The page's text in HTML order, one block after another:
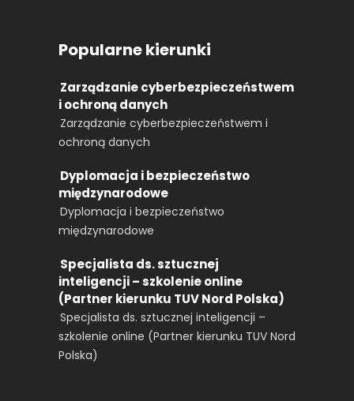
Popularne kierunki
Zarządzanie cyberbezpieczeństwem
i ochroną danych
Zarządzanie cyberbezpieczeństwem i
ochroną danych
Dyplomacja i bezpieczeństwo
międzynarodowe
Dyplomacja i bezpieczeństwo
międzynarodowe
Specjalista ds. sztucznej
inteligencji – szkolenie online
(Partner kierunku TUV Nord Polska)
Specjalista ds. sztucznej inteligencji –
szkolenie online (Partner kierunku TUV Nord
Polska)